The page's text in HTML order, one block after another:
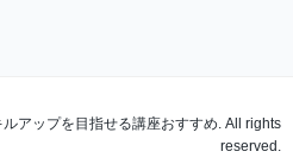
アップを目指せる講座おすすめ. All rights
reserved.